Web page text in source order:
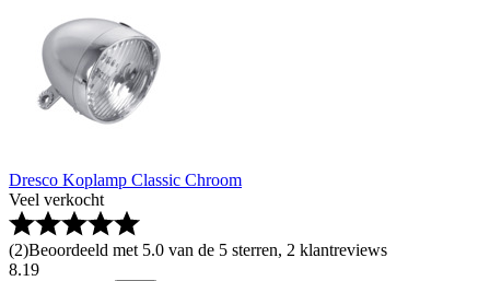
Dresco Koplamp Classic Chroom
Veel verkocht
(2)Beoordeeld met 5.0 van de 5 sterren, 2 klantreviews
8.19